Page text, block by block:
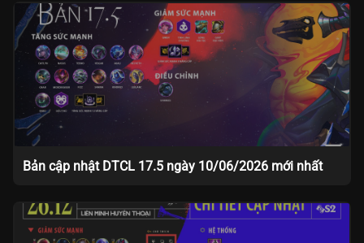
Bản cập nhật DTCL 17.5 ngày 10/06/2026 mới nhất